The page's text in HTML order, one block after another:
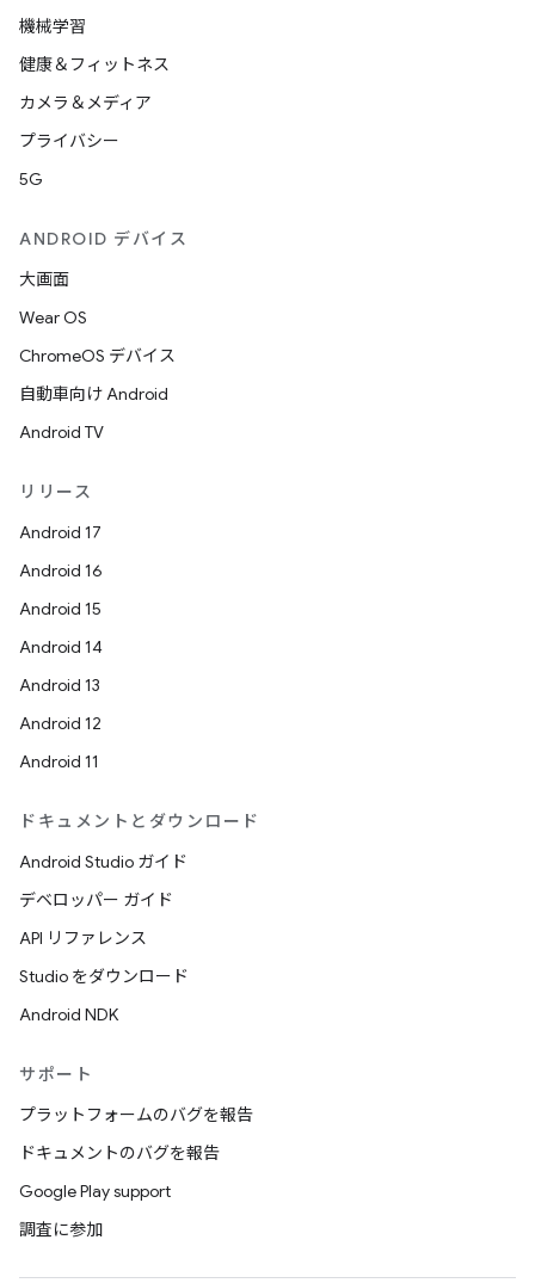
機械学習
健康＆フィットネス
カメラ＆メディア
プライバシー
5G
ANDROID デバイス
大画面
Wear OS
ChromeOS デバイス
自動車向け Android
Android TV
リリース
Android 17
Android 16
Android 15
Android 14
Android 13
Android 12
Android 11
ドキュメントとダウンロード
Android Studio ガイド
デベロッパー ガイド
API リファレンス
Studio をダウンロード
Android NDK
サポート
プラットフォームのバグを報告
ドキュメントのバグを報告
Google Play support
調査に参加